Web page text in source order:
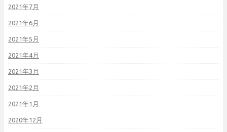
2021年7月
2021年6月
2021年5月
2021年4月
2021年3月
2021年2月
2021年1月
2020年12月